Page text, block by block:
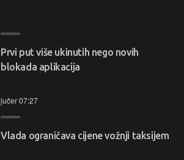
Prvi put više ukinutih nego novih
blokada aplikacija
jučer 07:27
Vlada ograničava cijene vožnji taksijem